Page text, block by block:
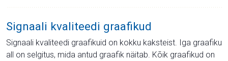
Signaali kvaliteedi graafikud
Signaali kvaliteedi graafikuid on kokku kaksteist. Iga graafiku
all on selgitus, mida antud graafik näitab. Kõik graafikud on